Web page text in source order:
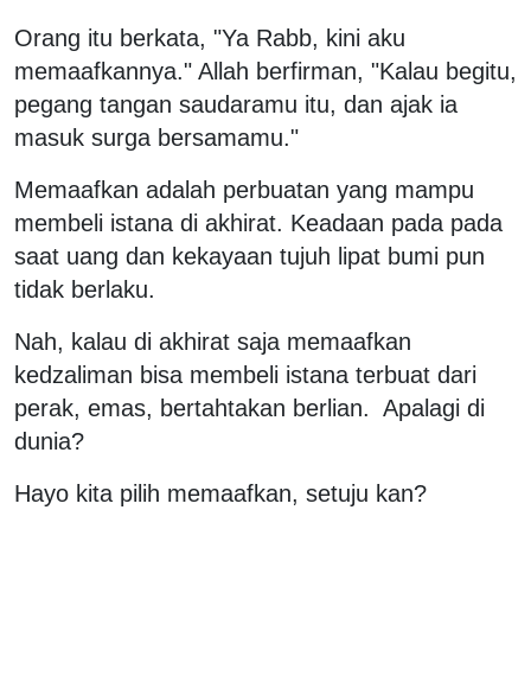
Orang itu berkata, "Ya Rabb, kini aku
memaafkannya." Allah berfirman, "Kalau begitu,
pegang tangan saudaramu itu, dan ajak ia
masuk surga bersamamu."
Memaafkan adalah perbuatan yang mampu
membeli istana di akhirat. Keadaan pada pada
saat uang dan kekayaan tujuh lipat bumi pun
tidak berlaku.
Nah, kalau di akhirat saja memaafkan
kedzaliman bisa membeli istana terbuat dari
perak, emas, bertahtakan berlian. Apalagi di
dunia?
Hayo kita pilih memaafkan, setuju kan?